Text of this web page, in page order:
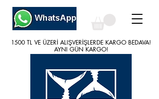
1500 TL VE ÜZERİ ALIŞVERİŞLERDE KARGO BEDAVA!
AYNI GÜN KARGO!
1500 TL VE ÜZERİ ALIŞVERİŞLERDE KARGO BEDAVA!
AYNI GÜN KARGO!